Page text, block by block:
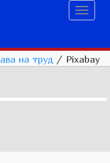
на труд / Pixabay